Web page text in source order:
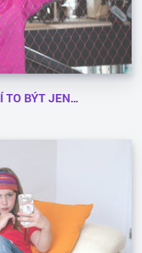
TO BÝT JEN…